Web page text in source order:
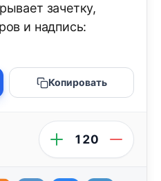
зачетку,
и надпись:
Копировать
120